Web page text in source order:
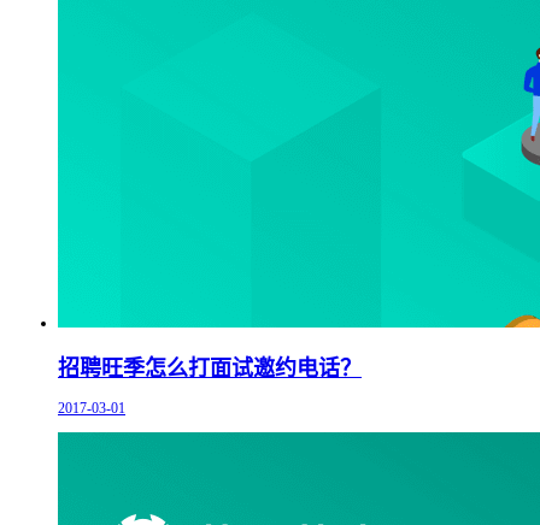
招聘旺季怎么打面试邀约电话？
2017-03-01